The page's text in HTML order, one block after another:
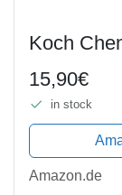
Koch
15,90€
in stock
Amazon.de